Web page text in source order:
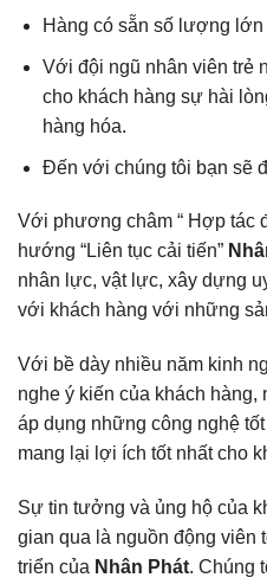
Hàng có sẵn số lượng lớn
Với đội ngũ nhân viên trẻ
cho khách hàng sự hài
hàng hóa.
Đến với chúng tôi bạn sẽ
Với phương châm “ Hợp tác
hướng “Liên tục cải tiến”
nhân lực, vật lực, xây dựng
với khách hàng với những
Với bề dày nhiều năm kinh
nghe ý kiến của khách hàng,
áp dụng những công nghệ
mang lại lợi ích tốt nhất cho
Sự tin tưởng và ủng hộ của
gian qua là nguồn động
triển của Nhân Phát. Chúng